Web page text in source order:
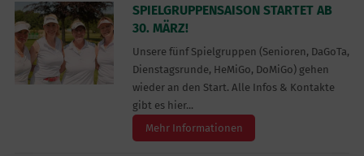
SPIELGRUPPENSAISON STARTET AB
30. MÄRZ!
Unsere fünf Spielgruppen (Senioren, DaGoTa,
Dienstagsrunde, HeMiGo, DoMiGo) gehen
wieder an den Start. Alle Infos & Kontakte
gibt es hier...
Mehr Informationen